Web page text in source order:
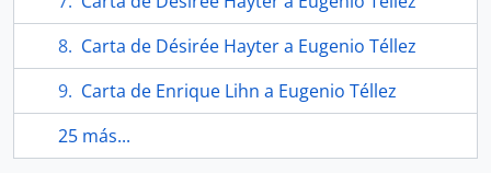
Carta de Désirée Hayter a Eugenio Téllez
Carta de Enrique Lihn a Eugenio Téllez
25 más...